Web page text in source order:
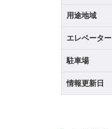
用途地域
エレベーター
駐車場
情報更新日